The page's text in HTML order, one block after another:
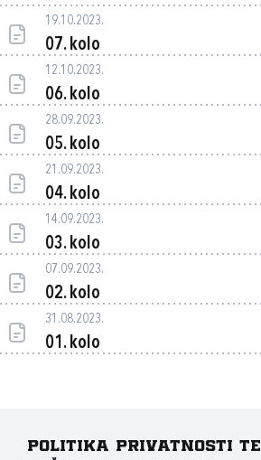
19.10.2023.
07. kolo
12.10.2023.
06. kolo
28.09.2023.
05. kolo
21.09.2023.
04. kolo
14.09.2023.
03. kolo
07.09.2023.
02. kolo
31.08.2023.
01. kolo
Politika privatnosti te